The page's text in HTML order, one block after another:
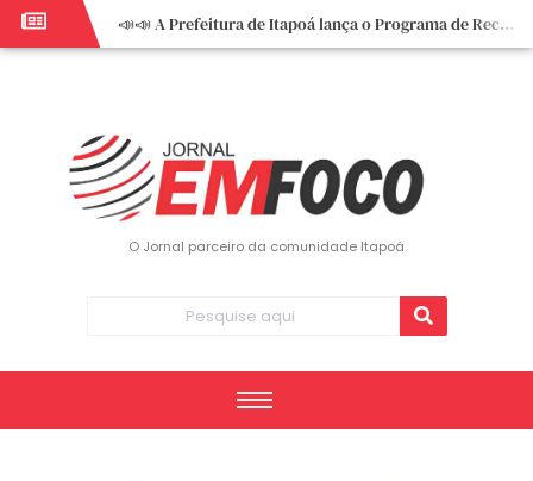
📣📣 A Prefeitura de Itapoá lança o Programa de Recuperação Fiscal (REFIS).
📢 Empreendedor do turismo, esta oportunidade é para você! Itapoá – SC.
O Jornal parceiro da comunidade Itapoá